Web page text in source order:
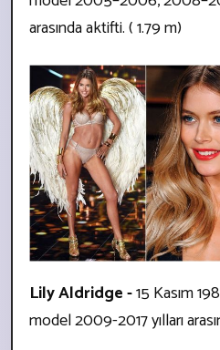
arasında aktifti. ( 1.79 m)
Lily Aldridge -15 Kasım
model2009-2017 yılları